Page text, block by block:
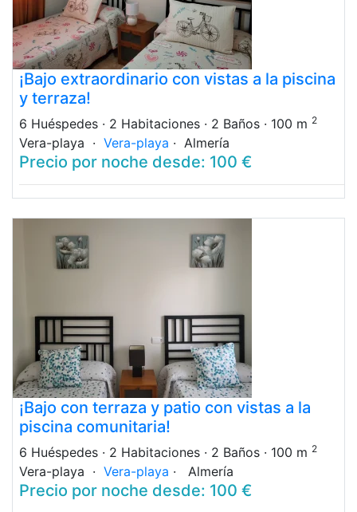
¡Bajo extraordinario con vistas a la piscina
y terraza!
6 Huéspedes · 2 Habitaciones · 2 Baños · 100 m 2
Vera-playa · Vera-playa · Almería
Precio por noche desde: 100 €
¡Bajo con terraza y patio con vistas a la
piscina comunitaria!
6 Huéspedes · 2 Habitaciones · 2 Baños · 100 m 2
Vera-playa · Vera-playa · Almería
Precio por noche desde: 100 €